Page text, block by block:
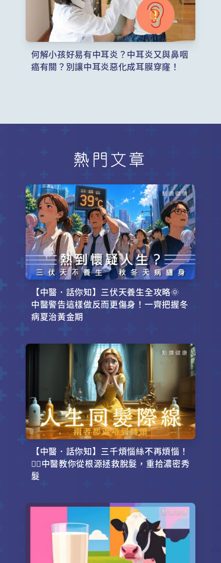
何解小孩好易有中耳炎？中耳炎又與鼻咽
癌有關？別讓中耳炎惡化成耳膜穿窿！
熱門文章
【中醫．話你知】三伏天養生全攻略🌞
中醫警告這樣做反而更傷身！一齊把握冬
病夏治黃金期
【中醫．話你知】三千煩惱絲不再煩惱！
💇‍♂️中醫教你從根源拯救脫髮，重拾濃密秀
髮